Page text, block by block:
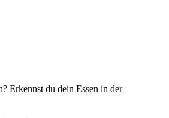
Erkennst du dein Essen in der